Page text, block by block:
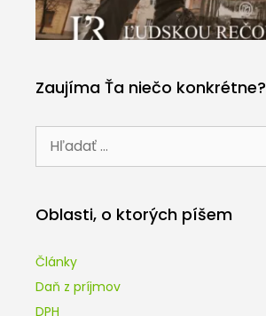
Zaujíma Ťa niečo konkrétne?
Oblasti, o ktorých píšem
Články
Daň z príjmov
DPH